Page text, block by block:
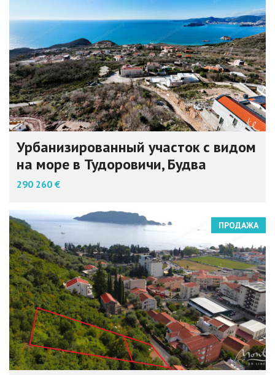
Урбанизированный участок с видом
на море в Тудоровичи, Будва
290 260 €
ПРОДАЖА